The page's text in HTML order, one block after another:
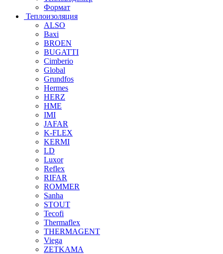
Формат
Теплоизоляция
ALSO
Baxi
BROEN
BUGATTI
Cimberio
Global
Grundfos
Hermes
HERZ
HME
IMI
JAFAR
K-FLEX
KERMI
LD
Luxor
Reflex
RIFAR
ROMMER
Sanha
STOUT
Tecofi
Thermaflex
THERMAGENT
Viega
ZETKAMA